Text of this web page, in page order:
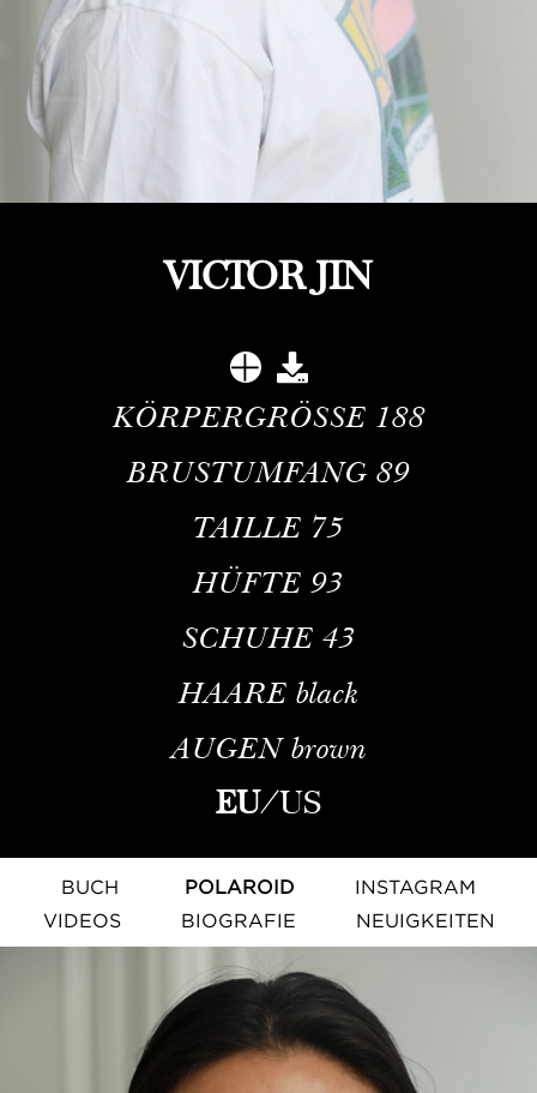
VICTOR JIN
KÖRPERGRÖSSE 188
BRUSTUMFANG 89
TAILLE 75
HÜFTE 93
SCHUHE 43
HAARE black
AUGEN brown
EU/US
BUCH POLAROID
INSTAGRAM
VIDEOS
BIOGRAFIE NEUIGKEITEN